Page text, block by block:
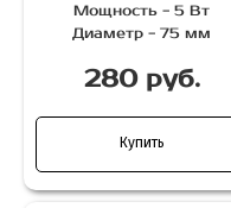
Мощность - 5 Вт
Диаметр - 75 мм
280 руб.
Купить